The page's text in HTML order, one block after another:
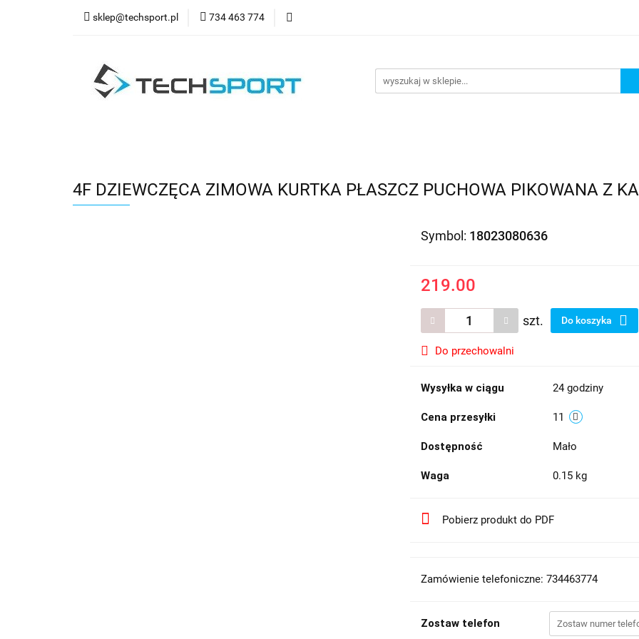
sklep@techsport.pl 734 463 774
WYPRZEDAŻ
4F DZIEWCZĘCA ZIMOWA KURTKA PŁASZCZ PUCHOWA PIKOWANA Z
Symbol: 18023080636
219.00
szt. Do koszyka
Do przechowalni
Wysyłka w ciągu 24 godziny
Cena przesyłki 11
Dostępność Mało
Waga 0.15 kg
Pobierz produkt do PDF
Zamówienie telefoniczne: 734463774
Zostaw telefon